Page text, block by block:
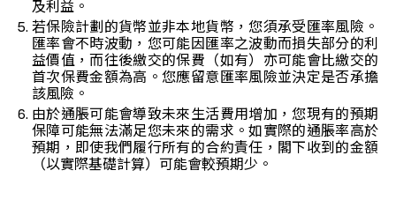
及利益。
若保險計劃的貨幣並非本地貨幣，您須承受匯率風險。
匯率會不時波動，您可能因匯率之波動而損失部分的利
益價值，而往後繳交的保費（如有）亦可能會比繳交的
首次保費金額為高。您應留意匯率風險並決定是否承擔
該風險。
由於通脹可能會導致未來生活費用增加，您現有的預期
保障可能無法滿足您未來的需求。如實際的通脹率高於
預期，即使我們履行所有的合約責任，閣下收到的金額
（以實際基礎計算）可能會較預期少。